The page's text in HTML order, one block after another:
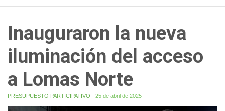
Inauguraron la nueva
iluminación del acceso
a Lomas Norte
PRESUPUESTO PARTICIPATIVO - 25 de abril de 2025